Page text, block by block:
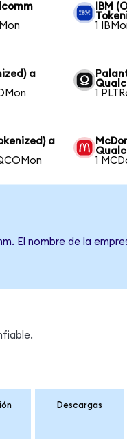
IBM
1
a
1
a
1
El nombre de la
Descargas